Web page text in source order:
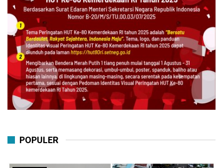
POPULER